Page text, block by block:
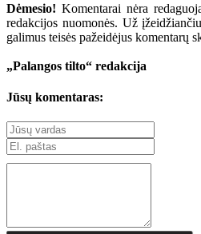
Dėmesio! Komentarai nėra
redakcijos nuomonės. Už
galimus teisės pažeidėjus komentarų
„Palangos tilto“ redakcija
Jūsų komentaras: